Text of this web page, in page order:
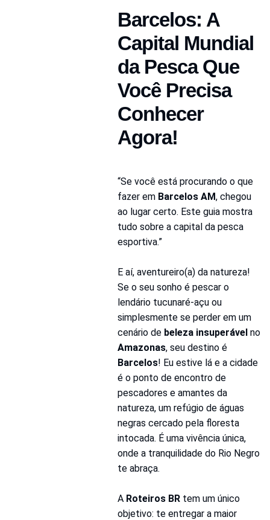
Barcelos: A
Capital Mundial
da Pesca Que
Você Precisa
Conhecer
Agora!
“Se você está procurando o que
fazer em Barcelos AM, chegou
ao lugar certo. Este guia mostra
tudo sobre a capital da pesca
esportiva.”
E aí, aventureiro(a) da natureza!
Se o seu sonho é pescar o
lendário tucunaré-açu ou
simplesmente se perder em um
cenário de beleza insuperável
no
Amazonas
, seu destino é
Barcelos! Eu estive lá e a cidade
é o ponto de encontro de
pescadores e amantes da
natureza, um refúgio de águas
negras cercado pela floresta
intocada. É uma vivência única,
onde a tranquilidade do Rio Negro
te abraça.
A Roteiros BR tem um único
objetivo: te entregar a maior